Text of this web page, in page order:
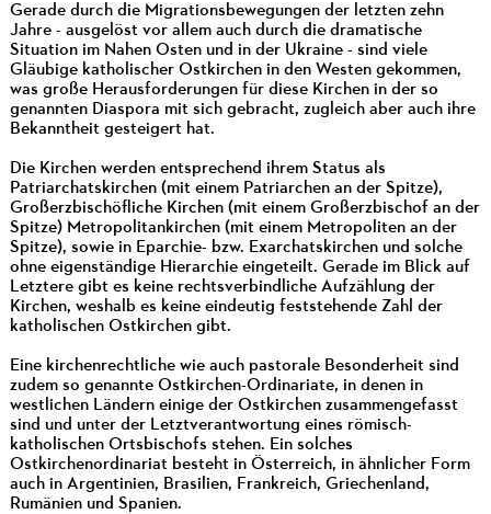
Gerade durch die Migrationsbewegungen der letzten zehn
Jahre - ausgelöst vor allem auch durch die dramatische
Situation im Nahen Osten und in der Ukraine - sind viele
Gläubige katholischer Ostkirchen in den Westen gekommen,
was große Herausforderungen für diese Kirchen in der so
genannten Diaspora mit sich gebracht, zugleich aber auch ihre
Bekanntheit gesteigert hat.
Die Kirchen werden entsprechend ihrem Status als
Patriarchatskirchen (mit einem Patriarchen an der Spitze),
Großerzbischöfliche Kirchen (mit einem Großerzbischof an der
Spitze) Metropolitankirchen (mit einem Metropoliten an der
Spitze), sowie in Eparchie- bzw. Exarchatskirchen und solche
ohne eigenständige Hierarchie eingeteilt. Gerade im Blick auf
Letztere gibt es keine rechtsverbindliche Aufzählung der
Kirchen, weshalb es keine eindeutig feststehende Zahl der
katholischen Ostkirchen gibt.
Eine kirchenrechtliche wie auch pastorale Besonderheit sind
zudem so genannte Ostkirchen-Ordinariate, in denen in
westlichen Ländern einige der Ostkirchen zusammengefasst
sind und unter der Letztverantwortung eines römisch-
katholischen Ortsbischofs stehen. Ein solches
Ostkirchenordinariat besteht in Österreich, in ähnlicher Form
auch in Argentinien, Brasilien, Frankreich, Griechenland,
Rumänien und Spanien.